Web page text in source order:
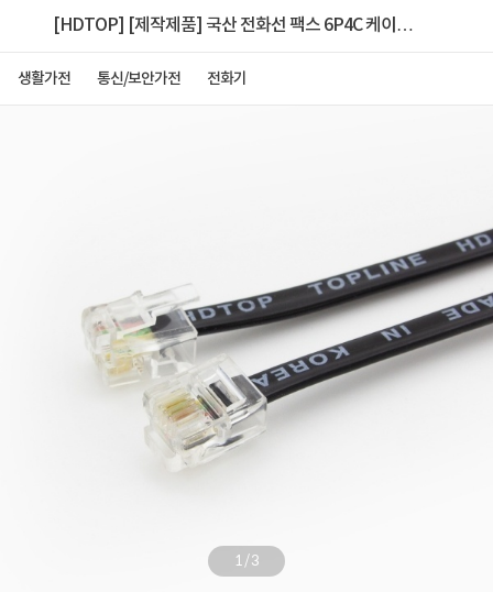
[HDTOP] [제작제품] 국산 전화선 팩스 6P4C 케이블
생활가전 통신/보안가전 전화기
1/3